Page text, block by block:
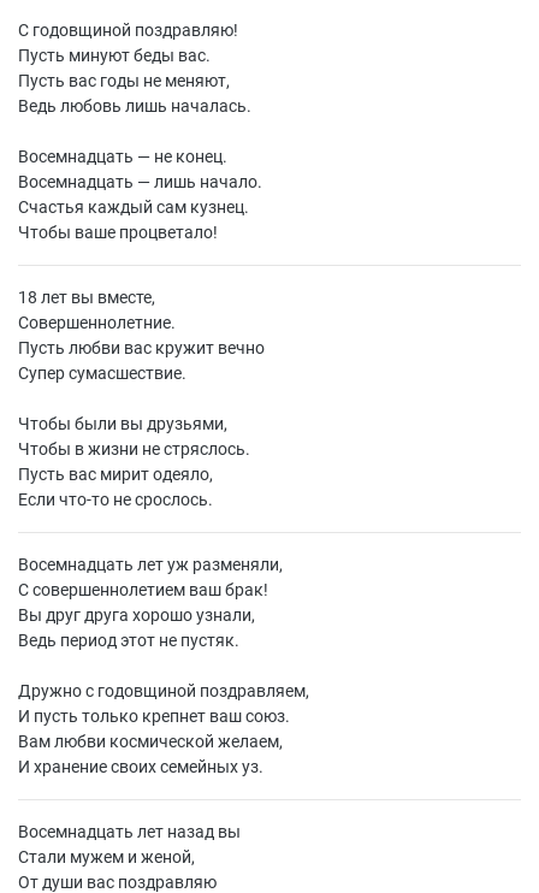
С годовщиной поздравляю!
Пусть минуют беды вас.
Пусть вас годы не меняют,
Ведь любовь лишь началась.
Восемнадцать — не конец.
Восемнадцать — лишь начало.
Счастья каждый сам кузнец.
Чтобы ваше процветало!
18 лет вы вместе,
Совершеннолетние.
Пусть любви вас кружит вечно
Супер сумасшествие.
Чтобы были вы друзьями,
Чтобы в жизни не стряслось.
Пусть вас мирит одеяло,
Если что-то не срослось.
Восемнадцать лет уж разменяли,
С совершеннолетием ваш брак!
Вы друг друга хорошо узнали,
Ведь период этот не пустяк.
Дружно с годовщиной поздравляем,
И пусть только крепнет ваш союз.
Вам любви космической желаем,
И хранение своих семейных уз.
Восемнадцать лет назад вы
Стали мужем и женой,
От души вас поздравляю